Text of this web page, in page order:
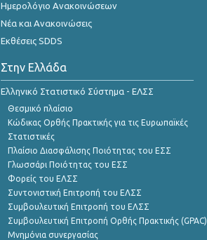
Ημερολόγιο Ανακοινώσεων
Νέα και Ανακοινώσεις
Εκθέσεις SDDS
Στην Ελλάδα
Ελληνικό Στατιστικό Σύστημα - ΕΛΣΣ
Θεσμικό πλαίσιο
Κώδικας Ορθής Πρακτικής για τις Ευρωπαϊκές
Στατιστικές
Πλαίσιο Διασφάλισης Ποιότητας του ΕΣΣ
Γλωσσάρι Ποιότητας του ΕΣΣ
Φορείς του ΕΛΣΣ
Συντονιστική Επιτροπή του ΕΛΣΣ
Συμβουλευτική Επιτροπή του ΕΛΣΣ
Συμβουλευτική Επιτροπή Ορθής Πρακτικής (GPAC)
Μνημόνια συνεργασίας